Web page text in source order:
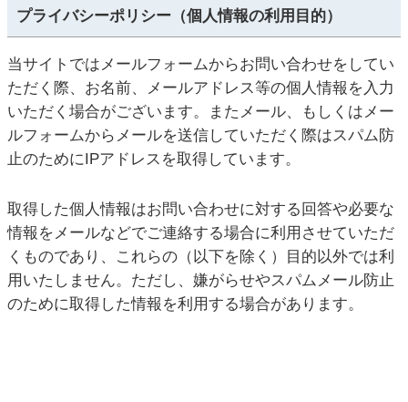
プライバシーポリシー（個人情報の利用目的）
当サイトではメールフォームからお問い合わせをしてい
ただく際、お名前、メールアドレス等の個人情報を入力
いただく場合がございます。またメール、もしくはメー
ルフォームからメールを送信していただく際はスパム防
止のためにIPアドレスを取得しています。
取得した個人情報はお問い合わせに対する回答や必要な
情報をメールなどでご連絡する場合に利用させていただ
くものであり、これらの（以下を除く）目的以外では利
用いたしません。ただし、嫌がらせやスパムメール防止
のために取得した情報を利用する場合があります。